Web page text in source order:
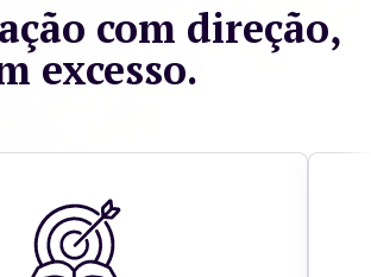
com direção,
excesso.